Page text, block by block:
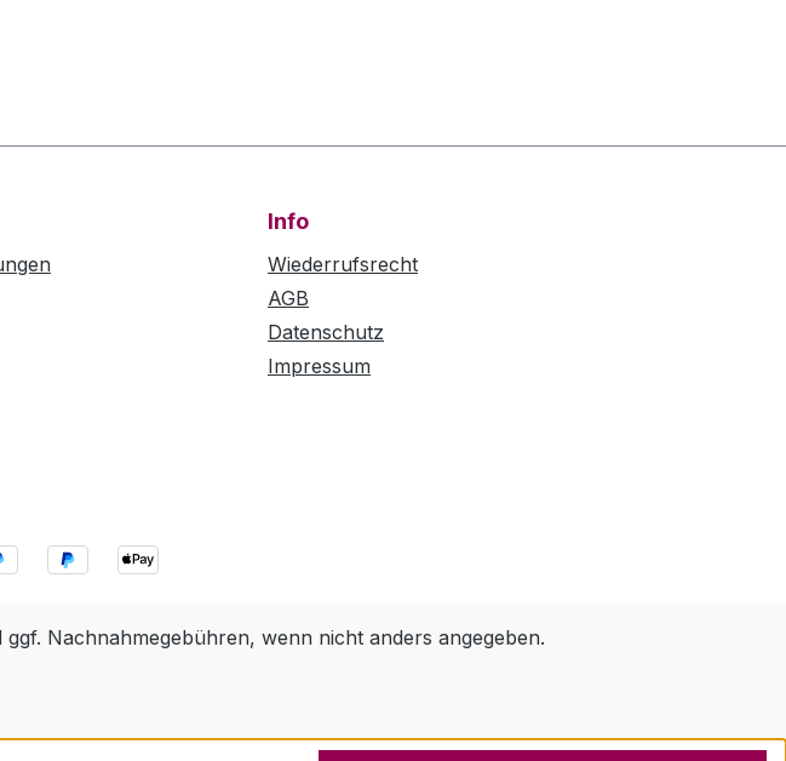
Info
Wiederrufsrecht
AGB
Datenschutz
Impressum
ggf. Nachnahmegebühren, wenn nicht anders angegeben.